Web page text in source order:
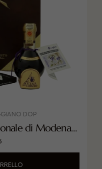
DOP
di Modena
in Ginepro
DOP